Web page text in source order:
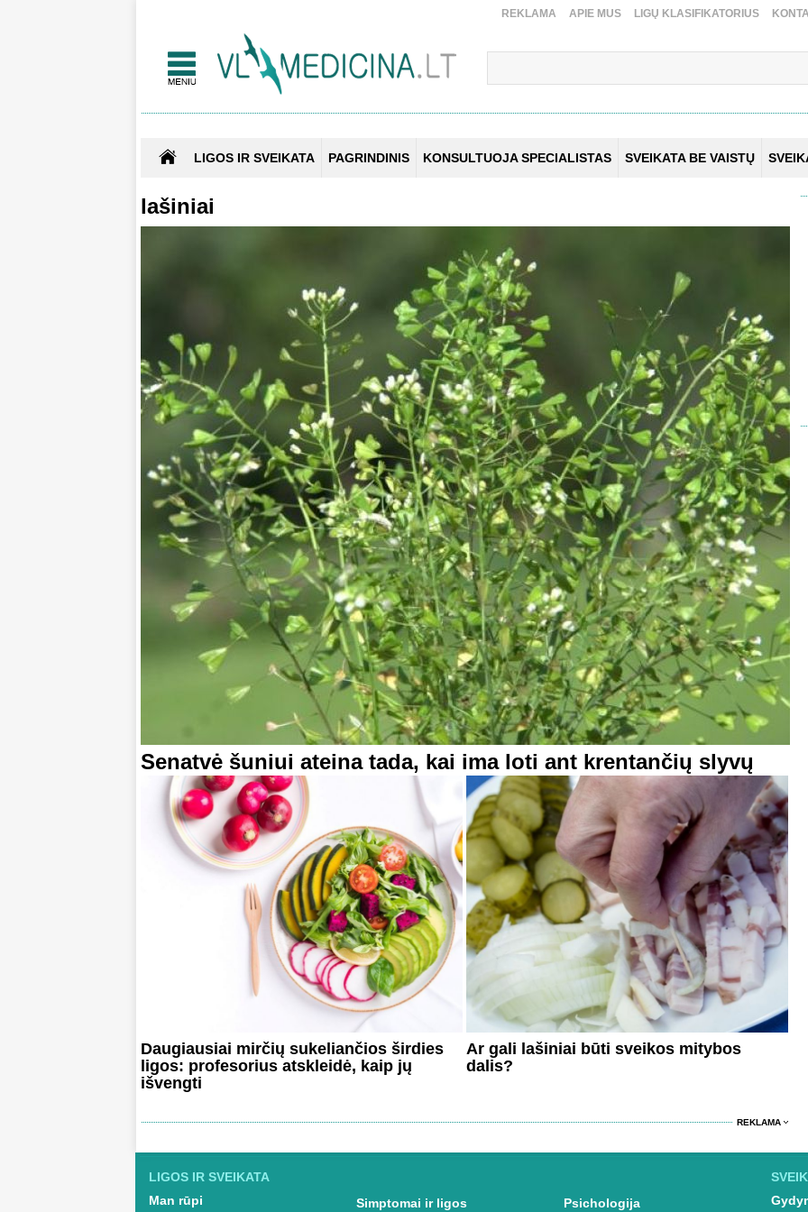
REKLAMA APIE MUS LIGŲ KLASIFIKATORIUS
LIGOS IR SVEIKATA PAGRINDINIS KONSULTUOJA SPECIALISTAS SVEIKATA BE VAISTŲ
lašiniai
Senatvė šuniui ateina tada, kai ima loti ant krentančių slyvų
Daugiausiai mirčių sukeliančios širdies
ligos: profesorius atskleidė, kaip jų
išvengti
Ar gali lašiniai būti sveikos mitybos
dalis?
REKLAMA
LIGOS IR SVEIKATA
Man rūpi
Simptomai ir ligos Psichologija